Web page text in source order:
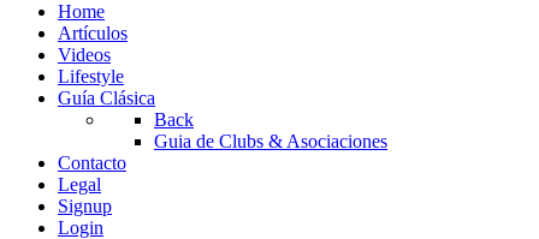
Home
Artículos
Videos
Lifestyle
Guía Clásica
Back
Guia de Clubs & Asociaciones
Contacto
Legal
Signup
Login